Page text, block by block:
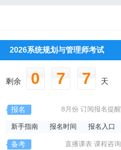
2026系统规划与管理师考试
剩余 0 7 7 天
报名 8月份 订阅报名提醒
新手指南 报名时间 报名入口
备考 直播课表 课程咨询